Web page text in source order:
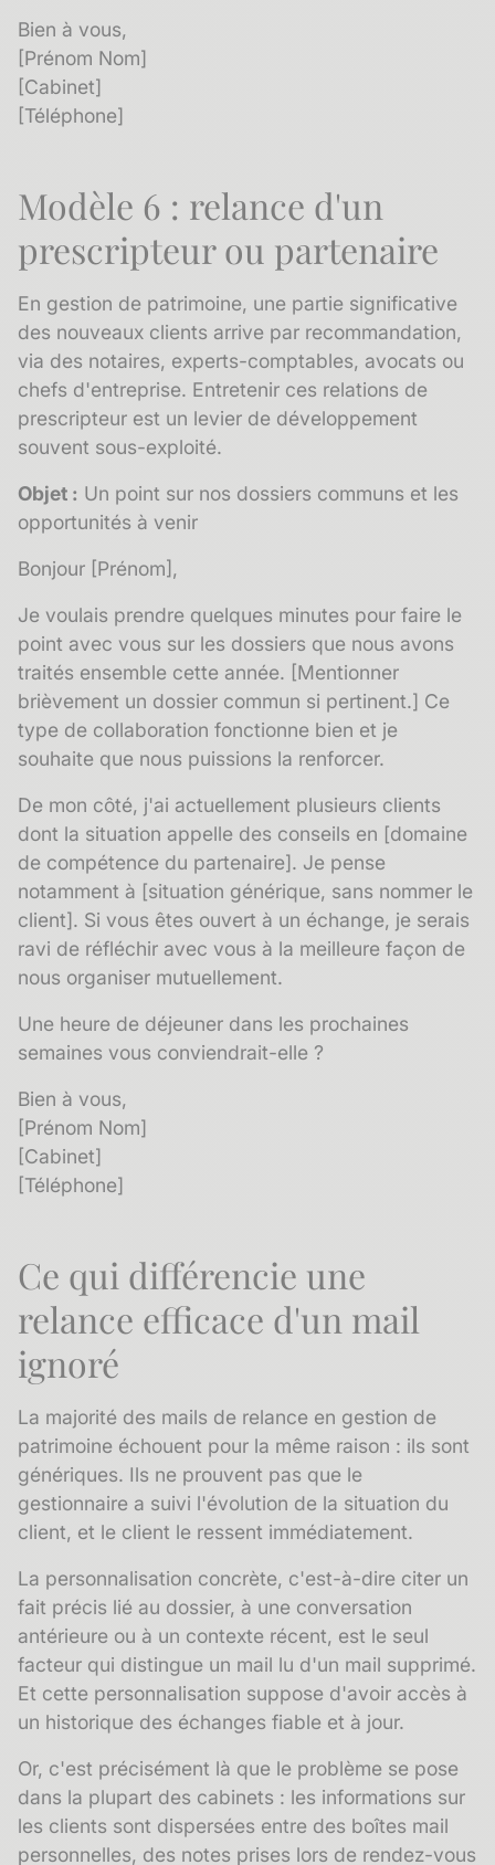
Bien à vous,
[Prénom Nom]
[Cabinet]
[Téléphone]
Modèle 6 : relance d'un
prescripteur ou partenaire
En gestion de patrimoine, une partie significative
des nouveaux clients arrive par recommandation,
via des notaires, experts-comptables, avocats ou
chefs d'entreprise. Entretenir ces relations de
prescripteur est un levier de développement
souvent sous-exploité.
Objet : Un point sur nos dossiers communs et les
opportunités à venir
Bonjour [Prénom],
Je voulais prendre quelques minutes pour faire le
point avec vous sur les dossiers que nous avons
traités ensemble cette année. [Mentionner
brièvement un dossier commun si pertinent.] Ce
type de collaboration fonctionne bien et je
souhaite que nous puissions la renforcer.
De mon côté, j'ai actuellement plusieurs clients
dont la situation appelle des conseils en [domaine
de compétence du partenaire]. Je pense
notamment à [situation générique, sans nommer le
client]. Si vous êtes ouvert à un échange, je serais
ravi de réfléchir avec vous à la meilleure façon de
nous organiser mutuellement.
Une heure de déjeuner dans les prochaines
semaines vous conviendrait-elle ?
Bien à vous,
[Prénom Nom]
[Cabinet]
[Téléphone]
Ce qui différencie une
relance efficace d'un mail
ignoré
La majorité des mails de relance en gestion de
patrimoine échouent pour la même raison : ils sont
génériques. Ils ne prouvent pas que le
gestionnaire a suivi l'évolution de la situation du
client, et le client le ressent immédiatement.
La personnalisation concrète, c'est-à-dire citer un
fait précis lié au dossier, à une conversation
antérieure ou à un contexte récent, est le seul
facteur qui distingue un mail lu d'un mail supprimé.
Et cette personnalisation suppose d'avoir accès à
un historique des échanges fiable et à jour.
Or, c'est précisément là que le problème se pose
dans la plupart des cabinets : les informations sur
les clients sont dispersées entre des boîtes mail
personnelles, des notes prises lors de rendez-vous